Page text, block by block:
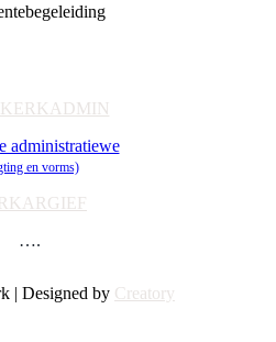
administratiewe
en vorms)
….
| Designed by Creatory